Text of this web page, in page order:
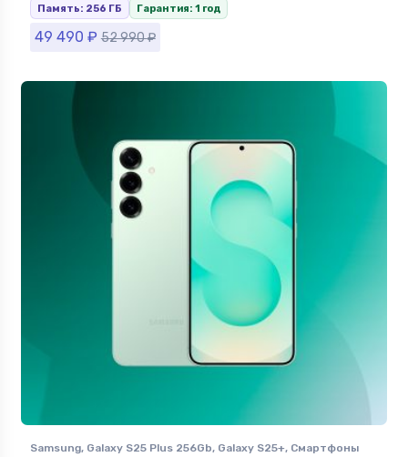
Память: 256 ГБ Гарантия: 1 год
49 490 ₽ 52 990₽
Samsung, Galaxy S25 Plus 256Gb, Galaxy S25+, Смартфоны